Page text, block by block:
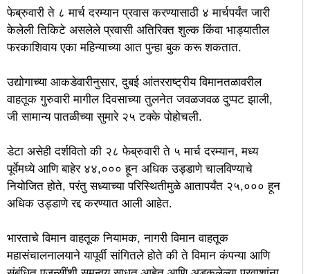
फेब्रुवारी ते ८ मार्च दरम्यान प्रवास करण्यासाठी ४ मार्चपर्यंत जारी
केलेली तिकिटे असलेले प्रवासी अतिरिक्त शुल्क किंवा भाड्यातील
फरकाशिवाय एका महिन्याच्या आत पुन्हा बुक करू शकतात.
उद्योगाच्या आकडेवारीनुसार, दुबई आंतरराष्ट्रीय विमानतळावरील
वाहतूक गुरुवारी मागील दिवसाच्या तुलनेत जवळजवळ दुप्पट झाली,
जी सामान्य पातळीच्या सुमारे २५ टक्के पोहोचली.
डेटा असेही दर्शवितो की २८ फेब्रुवारी ते ५ मार्च दरम्यान, मध्य
पूर्वेमध्ये आणि बाहेर ४४,००० हून अधिक उड्डाणे चालविण्याचे
नियोजित होते, परंतु सध्याच्या परिस्थितीमुळे आतापर्यंत २५,००० हून
अधिक उड्डाणे रद्द करण्यात आली आहेत.
भारताचे विमान वाहतूक नियामक, नागरी विमान वाहतूक
महासंचालनालयाने यापूर्वी सांगितले होते की ते विमान कंपन्या आणि